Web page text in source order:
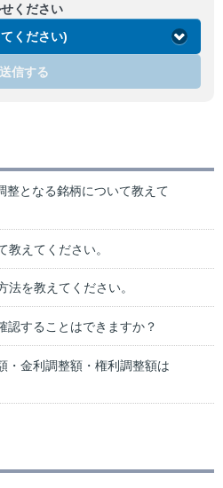
ください
ください)
送信する
整となる銘柄について教えて
えてください。
を教えてください。
認することはできますか？
・金利調整額・権利調整額は